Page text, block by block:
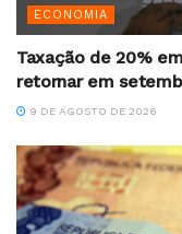
ECONOMIA
Taxação de 20%
retornar em
9 DE AGOSTO DE 2026